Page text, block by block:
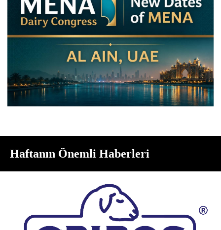
Haftanın Önemli Haberleri